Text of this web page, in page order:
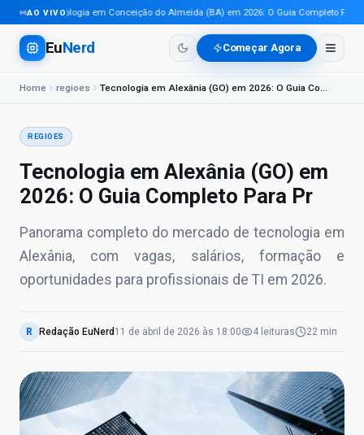
AO VIVO
Tecnologia em Conceição do Almeida (BA) em 2026: O Guia Completo Para
EuNerd Começar Agora
Home regioes Tecnologia em Alexânia (GO) em 2026: O Guia Completo Para Pr
REGIOES
Tecnologia em Alexânia (GO) em
2026: O Guia Completo Para Pr
Panorama completo do mercado de tecnologia em
Alexânia, com vagas, salários, formação e
oportunidades para profissionais de TI em 2026.
R Redação EuNerd 11 de abril de 2026 às 18:00 4 leituras 22 min